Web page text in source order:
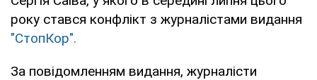
року стався конфлікт з журналістами видання
"СтопКор".
За повідомленням видання, журналісти